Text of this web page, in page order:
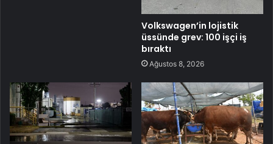
Volkswagen’in lojistik
üssünde grev: 100 işçi iş
bıraktı
Ağustos 8, 2026